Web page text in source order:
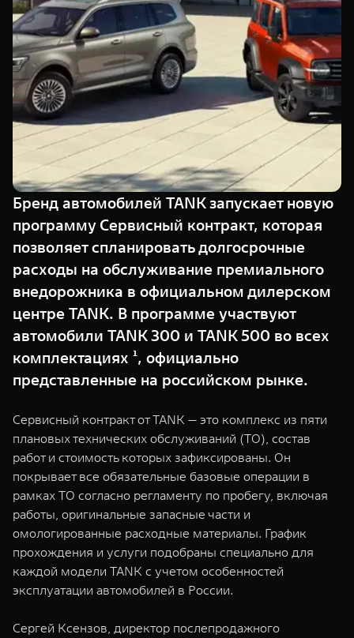
TANK 500
Веди за собой
от 6 499 000 ₽
TANK 700
Сила
от 10 199
WEY 07
Расширяя границы комфорта Эстетика
WEY 80
Масштаб возможностей
WEY 80
TANK Финансы
Корпоративным клиентам
TANK ФИНАНСЫ
TANK Кредит
TANK Лизинг
TANK Страхование
Сервис
Специальные предложения
Моторные масла
ЦИФРОВЫЕ СЕРВИСЫ TANK
Цифровые сервисы TANK
Подписки
Бренд автомобилей TANK запускает новую
программу Сервисный контракт, которая
позволяет спланировать долгосрочные
расходы на обслуживание премиального
внедорожника в официальном дилерском
центре TANK. В программе участвуют
автомобили TANK 300 и TANK 500 во всех
комплектациях ¹, официально
представленные на российском рынке.
Сервисный контракт от TANK — это комплекс из пяти
плановых технических обслуживаний (ТО), состав
работ и стоимость которых зафиксированы. Он
покрывает все обязательные базовые операции в
рамках ТО согласно регламенту по пробегу, включая
работы, оригинальные запасные части и
омологированные расходные материалы. График
прохождения и услуги подобраны специально для
каждой модели TANK с учетом особенностей
эксплуатации автомобилей в России.
Сергей Ксензов, директор послепродажного